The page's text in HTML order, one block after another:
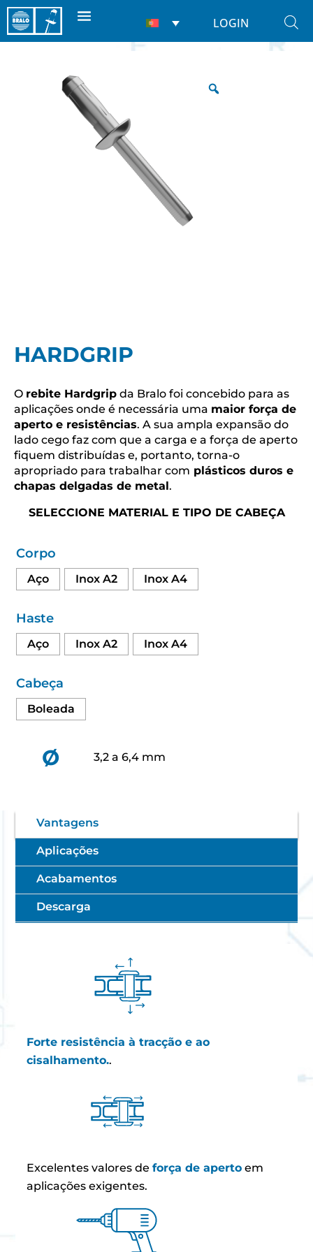
LOGIN
Início Estruturais / Hardgrip
HARDGRIP
O rebite Hardgrip da Bralo foi concebido para as
aplicações onde é necessária uma maior força de
aperto e resistências. A sua ampla expansão do
lado cego faz com que a carga e a força de aperto
fiquem distribuídas e, portanto, torna-o
apropriado para trabalhar com plásticos duros e
chapas delgadas de metal.
SELECCIONE MATERIAL E TIPO DE CABEÇA
Corpo
Aço Inox A2 Inox A4
Haste
Aço Inox A2 Inox A4
Cabeça
Boleada
Ø 3,2 a 6,4 mm
Vantagens
Aplicações
Acabamentos
Descarga
Forte resistência à tracção e ao
cisalhamento..
Excelentes valores deforça de aperto em
aplicações exigentes.